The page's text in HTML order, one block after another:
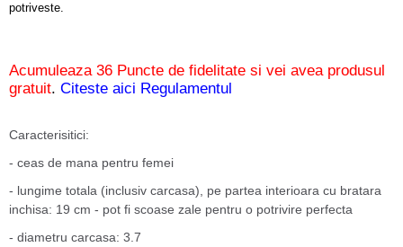
potriveste.
Acumuleaza 36 Puncte de fidelitate si vei avea produsul
gratuit. Citeste aici Regulamentul
Caracterisitici:
- ceas de mana pentru femei
- lungime totala (inclusiv carcasa), pe partea interioara cu bratara
inchisa: 19 cm - pot fi scoase zale pentru o potrivire perfecta
- diametru carcasa: 3.7